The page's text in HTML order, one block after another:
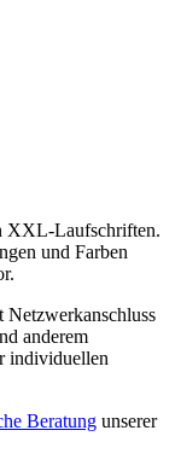
XXL-Laufschriften.
und Farben
anderem
individuellen
Beratung unserer